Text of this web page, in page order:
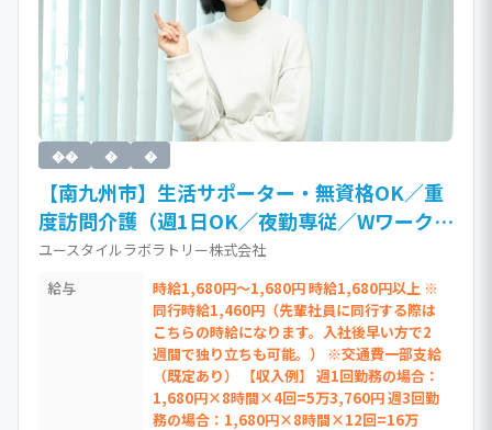
�� � �
【南九州市】生活サポーター・無資格OK／重
度訪問介護（週1日OK／夜勤専従／Wワーク
可・日払い制度有／介護職員）［Jb］
ユースタイルラボラトリー株式会社
給与
時給1,680円～1,680円 時給1,680円以上 ※
同行時給1,460円（先輩社員に同行する際は
こちらの時給になります。入社後早い方で2
週間で独り立ちも可能。） ※交通費一部支給
（既定あり） 【収入例】 週1回勤務の場合：
1,680円×8時間×4回=5万3,760円 週3回勤
務の場合：1,680円×8時間×12回=16万